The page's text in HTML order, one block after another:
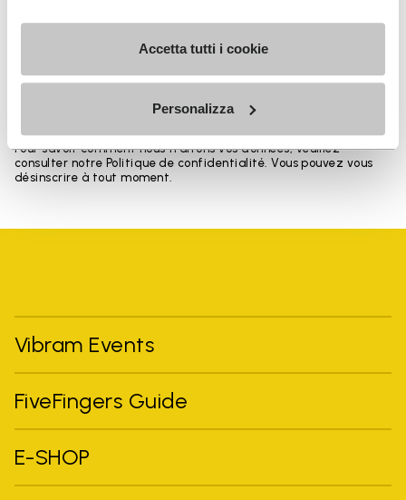
Accetta tutti i cookie
Personalizza
Jai pris connaissance de laPolitique de
Confidentialitéde Vibram et jaccepte le
recevoir des communications personnalisées
Pour savoir comment nous traitons vos données, veuillez
consulter notre Politique de confidentialité. Vous pouvez vous
désinscrire à tout moment.
Vibram Events
FiveFingers Guide
E-SHOP